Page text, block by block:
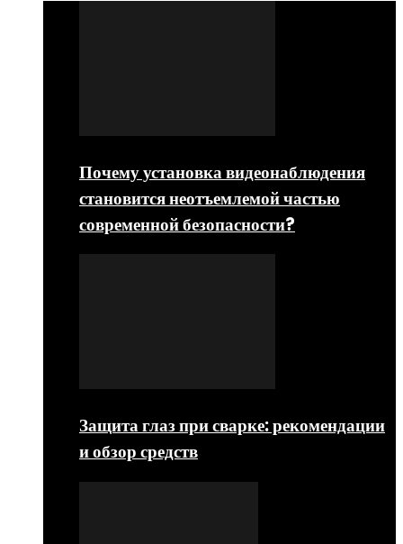
Почему установка видеонаблюдения
становится неотъемлемой частью
современной безопасности?
Защита глаз при сварке: рекомендации
и обзор средств